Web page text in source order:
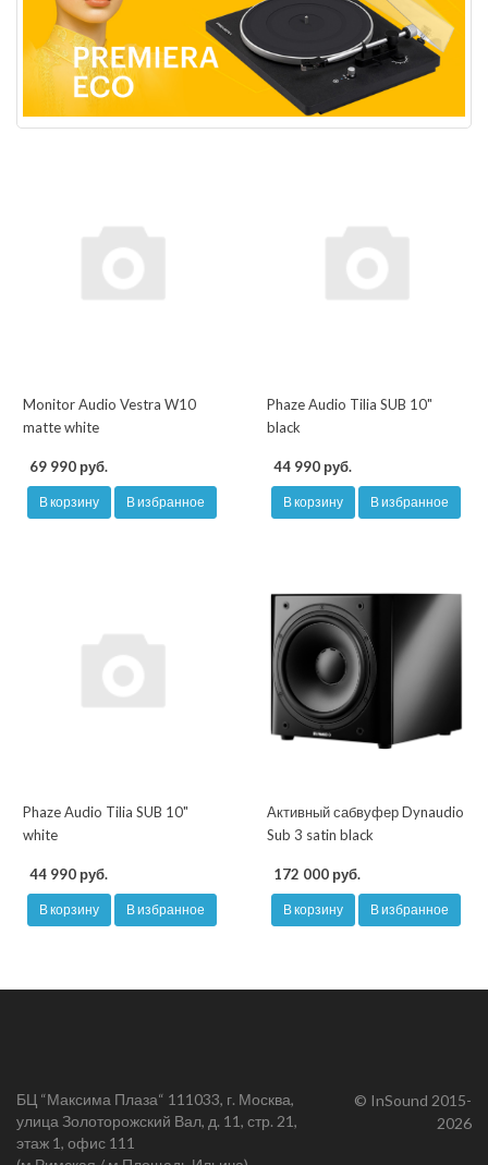
Monitor Audio Vestra W10
matte white
69 990 руб.
В корзину В избранное
Phaze Audio Tilia SUB 10"
black
44 990 руб.
В корзину В избранное
Phaze Audio Tilia SUB 10"
white
44 990 руб.
В корзину В избранное
Активный сабвуфер Dynaudio
Sub 3 satin black
172 000 руб.
В корзину В избранное
БЦ “Максима Плаза“ 111033, г. Москва,
улица Золоторожский Вал, д. 11, стр. 21,
этаж 1, офис 111
© InSound 2015-
2026